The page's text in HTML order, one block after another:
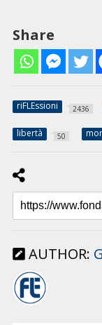
Share
riFLEssioni 2436
libertà 50
AUTHOR: